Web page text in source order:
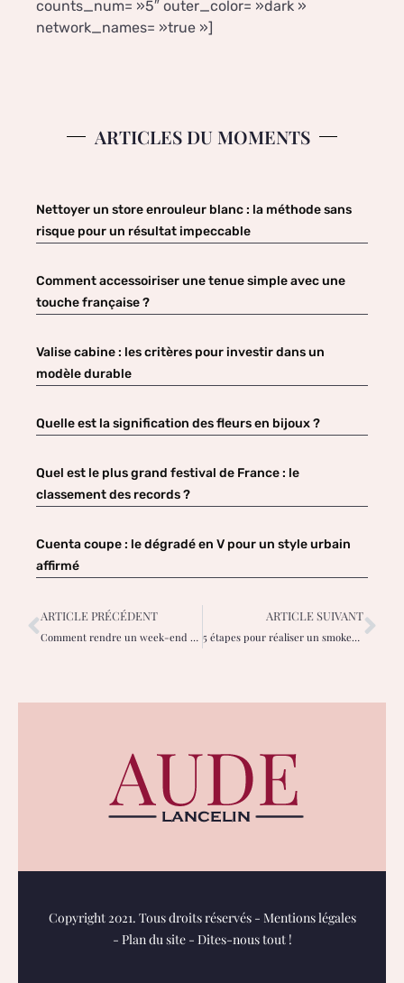
counts_num= »5″ outer_color= »dark »
network_names= »true »]
ARTICLES DU MOMENTS
Nettoyer un store enrouleur blanc : la méthode sans
risque pour un résultat impeccable
Comment accessoiriser une tenue simple avec une
touche française ?
Valise cabine : les critères pour investir dans un
modèle durable
Quelle est la signification des fleurs en bijoux ?
Quel est le plus grand festival de France : le
classement des records ?
Cuenta coupe : le dégradé en V pour un style urbain
affirmé
ARTICLE PRÉCÉDENT
Comment rendre un week-end plateau repas télé gourmand
ARTICLE SUIVANT
5 étapes pour réaliser un smokey eyes
Copyright 2021. Tous droits réservés - Mentions légales
- Plan du site- Dites-nous tout !